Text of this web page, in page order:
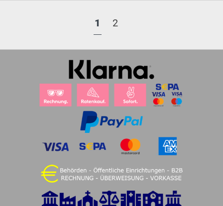
1 2